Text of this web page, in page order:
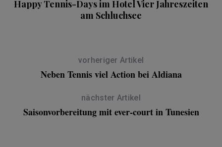
Happy Tennis-Days im Hotel Vier Jahreszeiten
am Schluchsee
vorheriger Artikel
Neben Tennis viel Action bei Aldiana
nächster Artikel
Saisonvorbereitung mit ever-court in Tunesien